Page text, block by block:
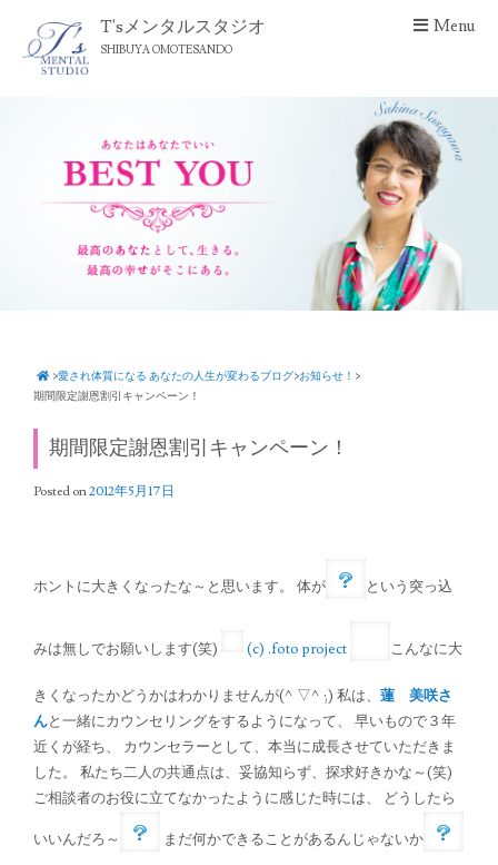
T'sメンタルスタジオ
SHIBUYA OMOTESANDO
Menu
>愛され体質になる あなたの人生が変わるブログ>お知らせ！ >
期間限定謝恩割引キャンペーン！
期間限定謝恩割引キャンペーン！
Posted on2012年5月17日
ホントに大きくなったな～と思います。 体が という突っ込
みは無しでお願いします(笑) (c) .foto project こんなに大
きくなったかどうかはわかりませんが(^▽^;) 私は、 蓮 美咲さ
んと一緒にカウンセリングをするようになって、 早いもので３年
近くが経ち、 カウンセラーとして、本当に成長させていただきま
した。 私たち二人の共通点は、妥協知らず、探求好きかな～(笑)
ご相談者のお役に立てなかったように感じた時には、 どうしたら
いいんだろ～ まだ何かできることがあるんじゃないか